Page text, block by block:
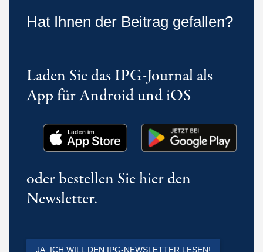
Hat Ihnen der Beitrag gefallen?
Laden Sie das IPG-Journal als
App für Android und iOS
oder bestellen Sie hier den
Newsletter.
JA, ICH WILL DEN IPG-NEWSLETTER LESEN!